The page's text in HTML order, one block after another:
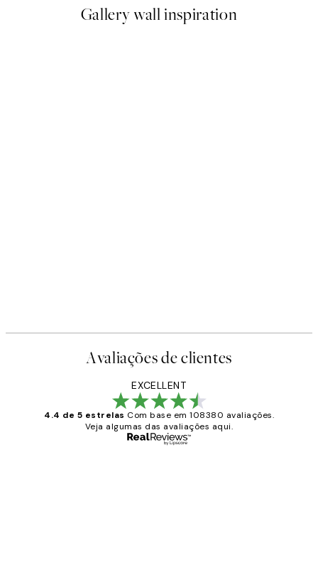
Gallery wall inspiration
Avaliações de clientes
EXCELLENT
4.4 de 5 estrelas Com base em 108380 avaliações.
Veja algumas das avaliações aqui.